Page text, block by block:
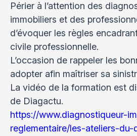
Périer à l’attention des
immobiliers et des
d’évoquer les règles
civile professionnelle.
L’occasion de rappeler les
adopter afin maîtriser sa
La vidéo de la formation est
de Diagactu.
https://www.diagnostiqueur-
reglementaire/les-ateliers-